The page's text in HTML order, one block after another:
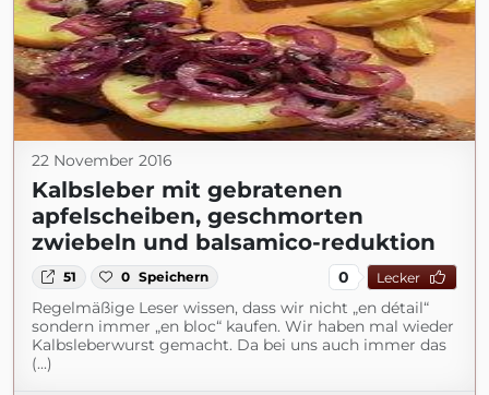
22 November 2016
Kalbsleber mit gebratenen
apfelscheiben, geschmorten
zwiebeln und balsamico-reduktion
51 0 Speichern 0 Lecker
Regelmäßige Leser wissen, dass wir nicht „en détail“
sondern immer „en bloc“ kaufen. Wir haben mal wieder
Kalbsleberwurst gemacht. Da bei uns auch immer das
(...)